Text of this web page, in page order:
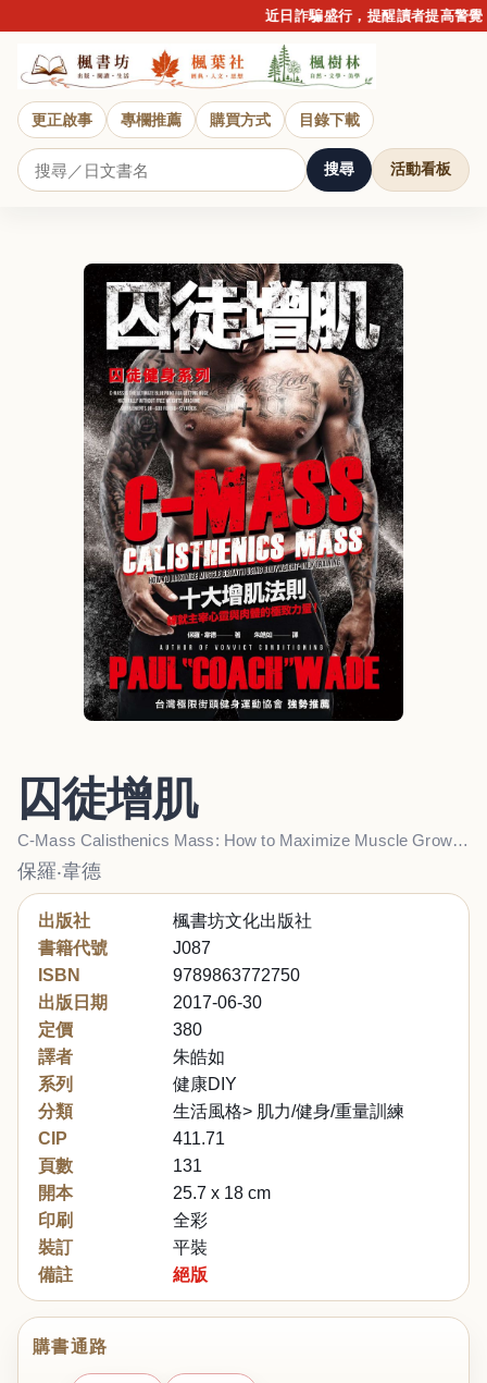
近日詐騙盛行，提醒讀者提高警覺
更正啟事 專欄推薦 購買方式 目錄下載
搜尋 活動看板
囚徒增肌
C-Mass Calisthenics Mass: How to Maximize Muscle Growth Using Bodyweight-Only Training
保羅‧韋德
出版社
楓書坊文化出版社
書籍代號
J087
ISBN
9789863772750
出版日期
2017-06-30
定價
380
譯者
朱皓如
系列
健康DIY
分類
生活風格> 肌力/健身/重量訓練
CIP
411.71
頁數
131
開本
25.7 x 18 cm
印刷
全彩
裝訂
平裝
備註
絕版
購書通路